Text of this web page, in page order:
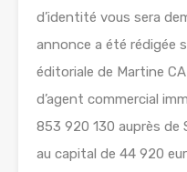
d’identité vous sera
annonce a été rédigée
éditoriale de Martine
d’agent commercial
853 920 130 auprès de
au capital de 44 920